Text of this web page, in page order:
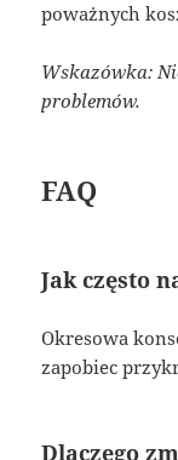
poważnych
Wskazówka:
problemów.
FAQ
Jak często
Okresowa
zapobiec
Dlaczego